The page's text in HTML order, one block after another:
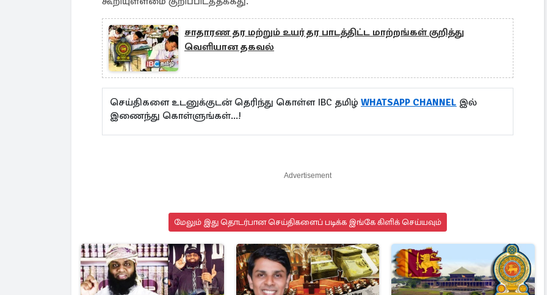
சாதாரண தர மற்றும் உயர் தர பாடத்திட்ட மாற்றங்கள் குறித்து
வெளியான தகவல்
செய்திகளை உடனுக்குடன் தெரிந்து கொள்ள IBC தமிழ் WHATSAPP CHANNEL இல்
இணைந்து கொள்ளுங்கள்...!
Advertisement
மேலும் இது தொடர்பான செய்திகளைப் படிக்க இங்கே கிளிக் செய்யவும்